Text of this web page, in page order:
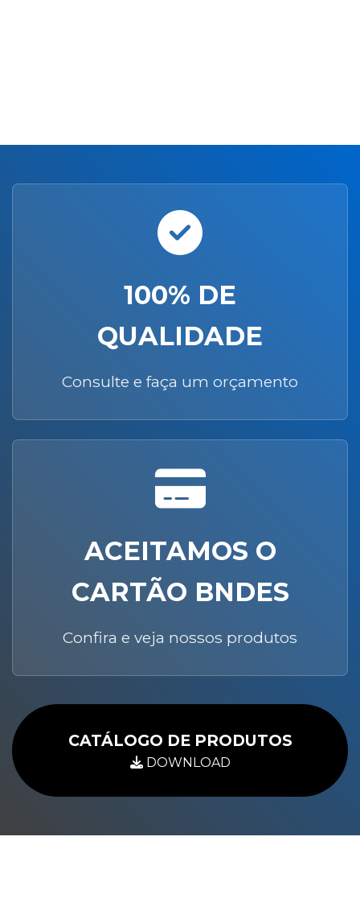
100% DE
QUALIDADE
Consulte e faça um orçamento
ACEITAMOS O
CARTÃO BNDES
Confira e veja nossos produtos
CATÁLOGO DE PRODUTOS
DOWNLOAD